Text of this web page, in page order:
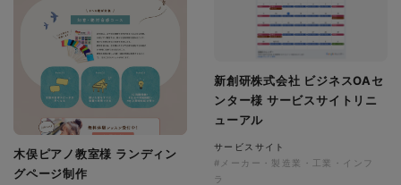
新創研株式会社 ビジネスOAセ
ンター様 サービスサイトリニ
ューアル
サービスサイト
#メーカー・製造業・工業・インフ
ラ
木俣ピアノ教室様 ランディン
グページ制作